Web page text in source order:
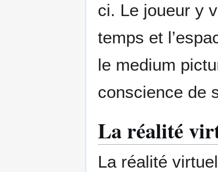
ci. Le joueur y
temps et
le medium
conscience de
La réalité
La réalité